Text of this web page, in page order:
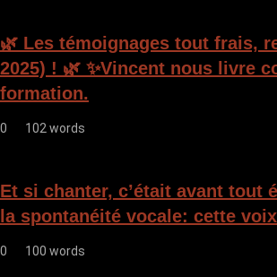
🌿 Les témoignages tout frais,
2025) ! 🌿 ✨Vincent nous livre
formation.
0 102 words
Et si chanter, c’était avant tout
la spontanéité vocale: cette
0 100 words